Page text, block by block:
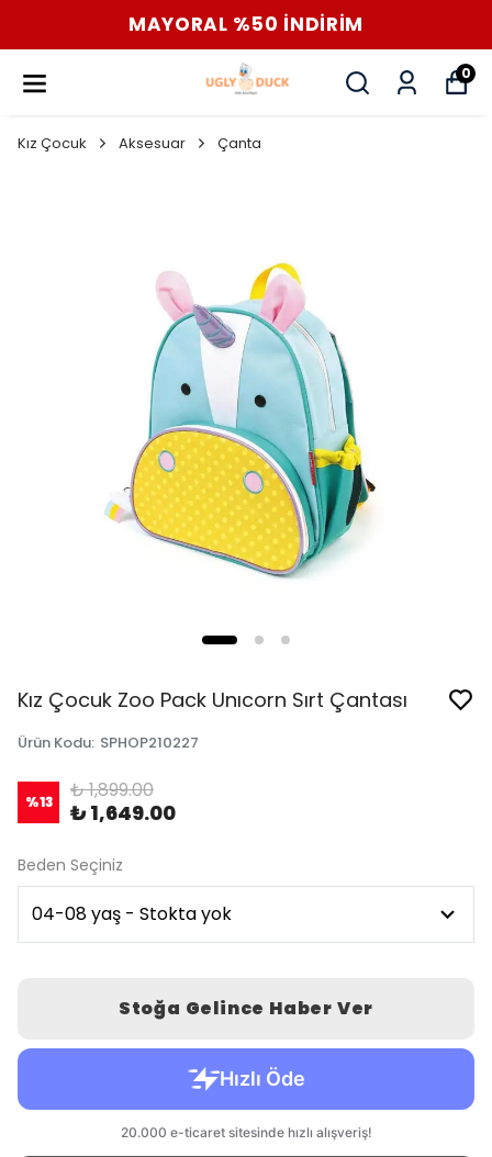
MAYORAL %50 İNDİRİM
0
Kız Çocuk Aksesuar Çanta
Kız Çocuk Zoo Pack Unıcorn Sırt Çantası
Ürün Kodu: SPHOP210227
%13 ₺ 1,899.00
₺ 1,649.00
Beden Seçiniz
Stoğa Gelince Haber Ver